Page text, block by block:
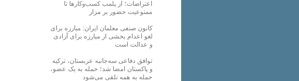
اعتراضات؛ از پلمب کسب‌وکارها تا
ممنوعیت حضور بر مزار
کانون صنفی معلمان ایران: مبارزه برای
لغو اعدام بخشی از مبارزه برای آزادی
و عدالت است
توافق دفاعی سه‌جانبه عربستان، ترکیه
و پاکستان امضا شد؛ حمله به یک عضو،
حمله به همه تلقی می‌شود